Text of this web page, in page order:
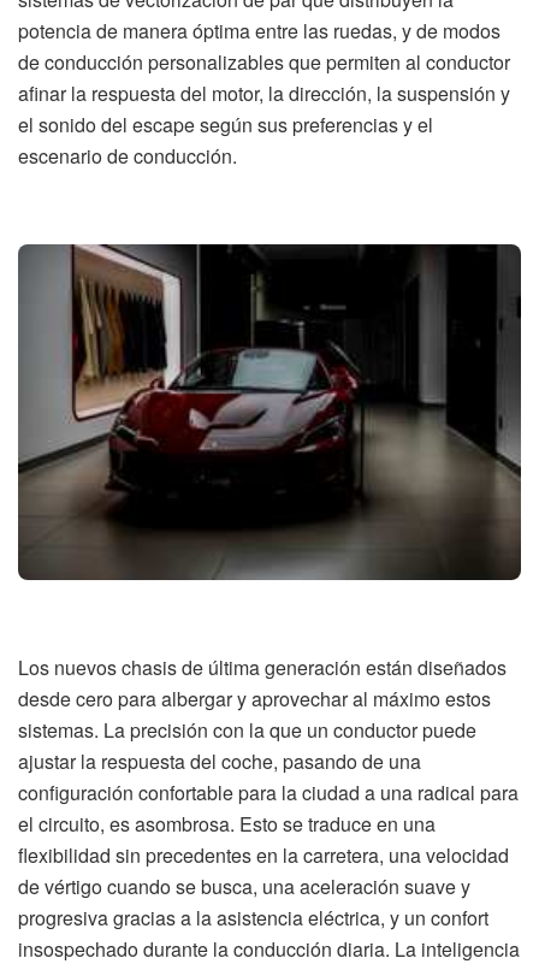
potencia de manera óptima entre las ruedas, y de modos
de conducción personalizables que permiten al conductor
afinar la respuesta del motor, la dirección, la suspensión y
el sonido del escape según sus preferencias y el
escenario de conducción.
Los nuevos chasis de última generación están diseñados
desde cero para albergar y aprovechar al máximo estos
sistemas. La precisión con la que un conductor puede
ajustar la respuesta del coche, pasando de una
configuración confortable para la ciudad a una radical para
el circuito, es asombrosa. Esto se traduce en una
flexibilidad sin precedentes en la carretera, una velocidad
de vértigo cuando se busca, una aceleración suave y
progresiva gracias a la asistencia eléctrica, y un confort
insospechado durante la conducción diaria. La inteligencia